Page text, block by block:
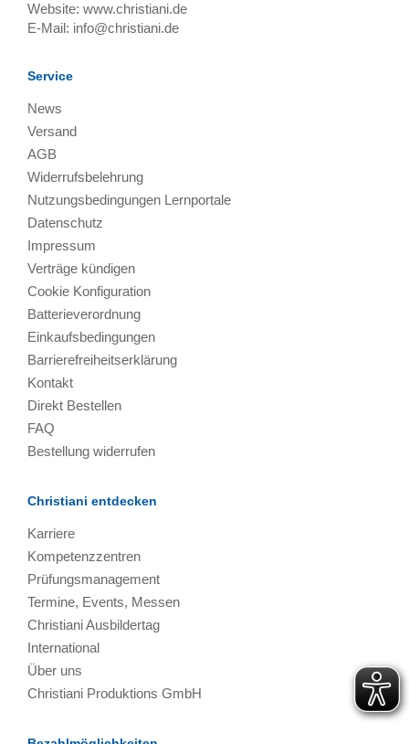
Website: www.christiani.de
E-Mail: info@christiani.de
Service
News
Versand
AGB
Widerrufsbelehrung
Nutzungsbedingungen Lernportale
Datenschutz
Impressum
Verträge kündigen
Cookie Konfiguration
Batterieverordnung
Einkaufsbedingungen
Barrierefreiheitserklärung
Kontakt
Direkt Bestellen
FAQ
Bestellung widerrufen
Christiani entdecken
Karriere
Kompetenzzentren
Prüfungsmanagement
Termine, Events, Messen
Christiani Ausbildertag
International
Über uns
Christiani Produktions GmbH